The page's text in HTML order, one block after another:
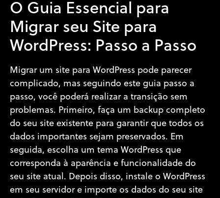
O Guia Essencial para
Migrar seu Site para
WordPress: Passo a Passo
Migrar um site para WordPress pode parecer
complicado, mas seguindo este guia passo a
passo, você poderá realizar a transição sem
problemas. Primeiro, faça um backup completo
do seu site existente para garantir que todos os
dados importantes sejam preservados. Em
seguida, escolha um tema WordPress que
corresponda à aparência e funcionalidade do
seu site atual. Depois disso, instale o WordPress
em seu servidor e importe os dados do seu site